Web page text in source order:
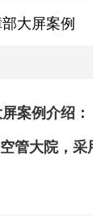
大屏案例
案例介绍：
管大院，采